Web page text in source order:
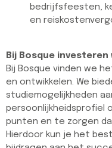
bedrijfsfeesten,
en
Bij Bosque investeren
Bij Bosque vinden we
en ontwikkelen. We
studiemogelijkheden
persoonlijkheidsprofiel
punten en te zorgen
Hierdoor kun je het